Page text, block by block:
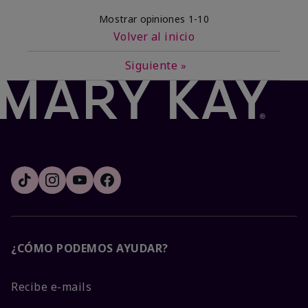
Mostrar opiniones 1-10
Volver al inicio
Siguiente »
¿CÓMO PODEMOS AYUDAR?
Recibe e-mails